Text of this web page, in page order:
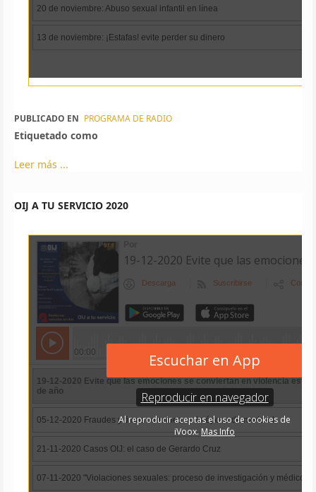
PUBLICADO EN PROGRAMA DE RADIO
Etiquetado como
Leer más ...
OIJ A TU SERVICIO 2020